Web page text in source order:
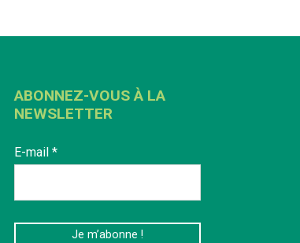
ABONNEZ-VOUS À LA
NEWSLETTER
E-mail *